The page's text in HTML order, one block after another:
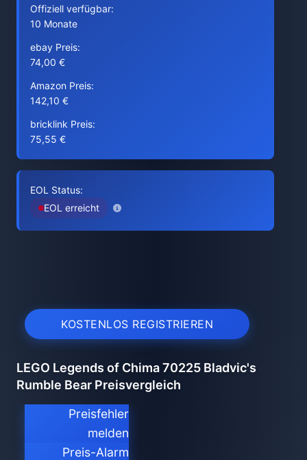
Offiziell verfügbar:
10 Monate
ebay Preis:
74,00 €
Amazon Preis:
142,10 €
bricklink Preis:
75,55 €
EOL Status:
EOL erreicht
KOSTENLOS REGISTRIEREN
LEGO Legends of Chima 70225 Bladvic's
Rumble Bear Preisvergleich
Preisfehler
melden
Preis-Alarm